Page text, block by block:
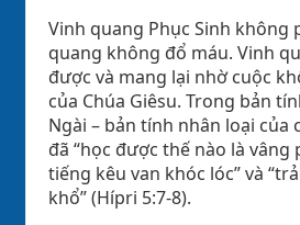
Vinh quang Phục Sinh không
quang không đổ máu. Vinh
được và mang lại nhờ cuộc
của Chúa Giêsu. Trong bản
Ngài – bản tính nhân loại của
đã “học được thế nào là
tiếng kêu van khóc lóc” và
khổ” (Hípri 5:7-8).